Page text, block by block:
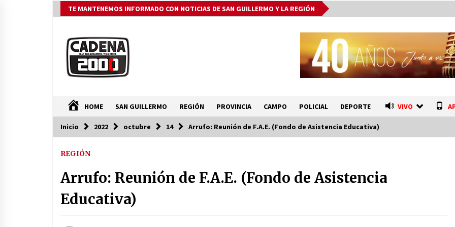
Saltar
al
TE MANTENEMOS INFORMADO CON NOTICIAS DE SAN GUILLERMO Y LA REGIÓN
HOME SAN GUILLERMO REGIÓN PROVINCIA CAMPO POLICIAL DEPORTE VIVO
ÚLTIMAS NOTICIAS
continúa apostando a la
capacitación permanente de sus
06/08/2026
comunales evaluaron proyectos de
obras hídricas para Las Palmeras
Inicio 2022 octubre 14 Arrufo: Reunión de F.A.E. (Fondo de Asistencia Educativa)
REGIÓN
Arrufo: Reunión de F.A.E. (Fondo de Asistencia
Educativa)